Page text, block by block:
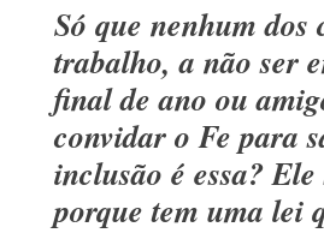
Só que nenhum dos
trabalho, a não ser
final de ano ou
convidar o Fe para
inclusão é essa? Ele
porque tem uma lei